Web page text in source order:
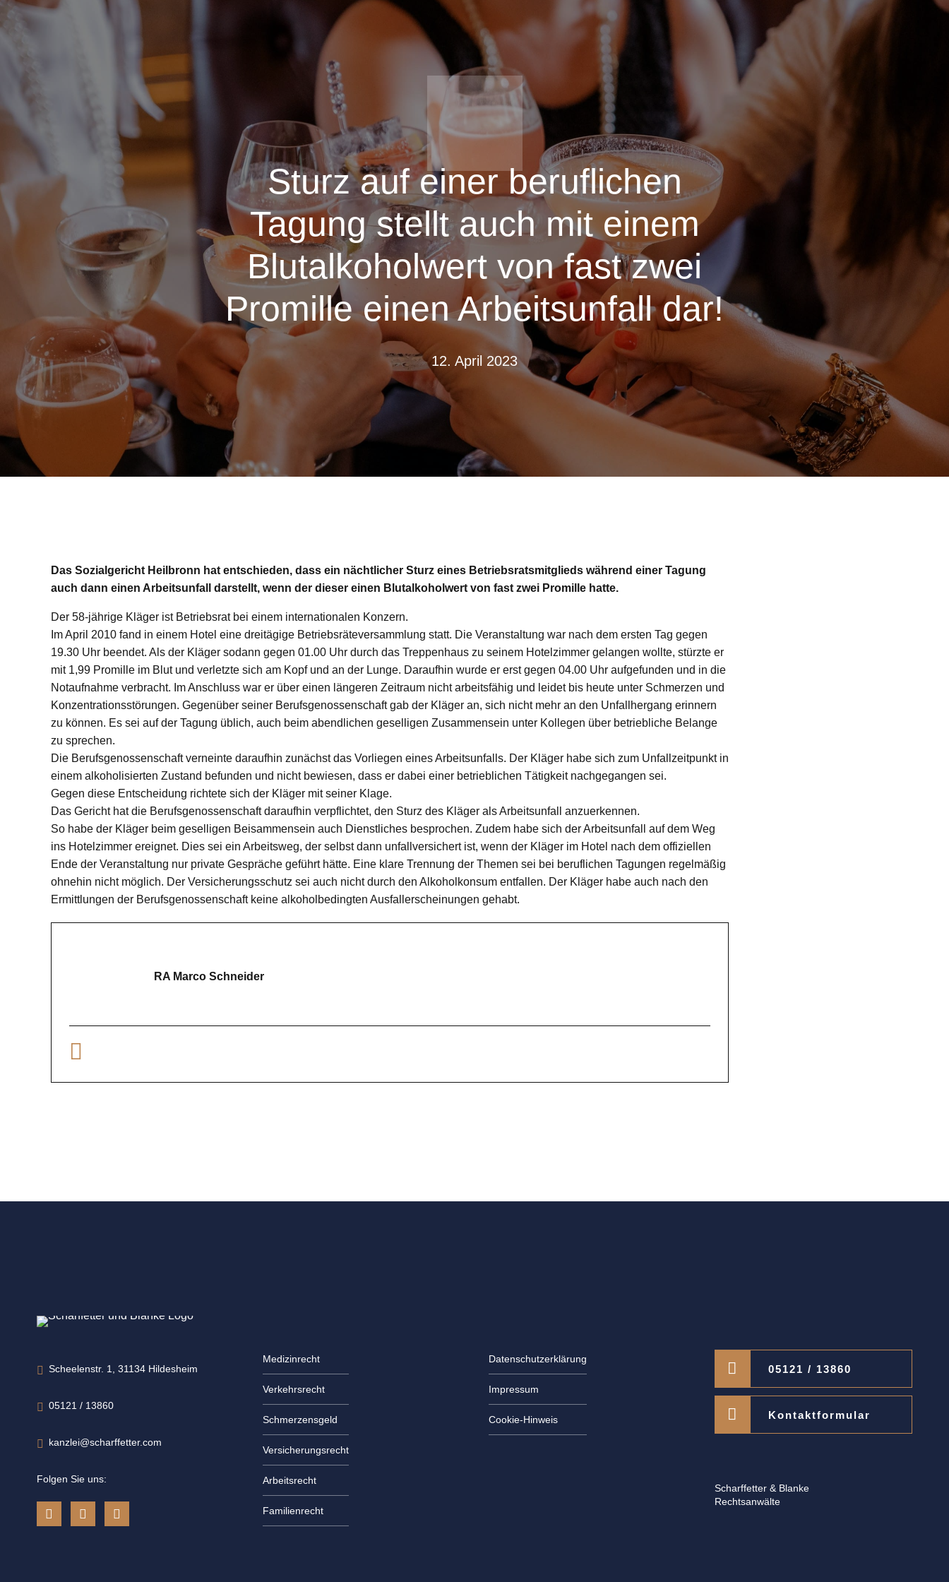
Sturz auf einer beruflichen
Tagung stellt auch mit einem
Blutalkoholwert von fast zwei
Promille einen Arbeitsunfall dar!
12. April 2023
Das Sozialgericht Heilbronn hat entschieden, dass ein nächtlicher Sturz eines Betriebsratsmitglieds während einer Tagung
auch dann einen Arbeitsunfall darstellt, wenn der dieser einen Blutalkoholwert von fast zwei Promille hatte.
Der 58-jährige Kläger ist Betriebsrat bei einem internationalen Konzern.
Im April 2010 fand in einem Hotel eine dreitägige Betriebsräteversammlung statt. Die Veranstaltung war nach dem ersten Tag gegen
19.30 Uhr beendet. Als der Kläger sodann gegen 01.00 Uhr durch das Treppenhaus zu seinem Hotelzimmer gelangen wollte, stürzte er
mit 1,99 Promille im Blut und verletzte sich am Kopf und an der Lunge. Daraufhin wurde er erst gegen 04.00 Uhr aufgefunden und in die
Notaufnahme verbracht. Im Anschluss war er über einen längeren Zeitraum nicht arbeitsfähig und leidet bis heute unter Schmerzen und
Konzentrationsstörungen. Gegenüber seiner Berufsgenossenschaft gab der Kläger an, sich nicht mehr an den Unfallhergang erinnern
zu können. Es sei auf der Tagung üblich, auch beim abendlichen geselligen Zusammensein unter Kollegen über betriebliche Belange
zu sprechen.
Die Berufsgenossenschaft verneinte daraufhin zunächst das Vorliegen eines Arbeitsunfalls. Der Kläger habe sich zum Unfallzeitpunkt in
einem alkoholisierten Zustand befunden und nicht bewiesen, dass er dabei einer betrieblichen Tätigkeit nachgegangen sei.
Gegen diese Entscheidung richtete sich der Kläger mit seiner Klage.
Das Gericht hat die Berufsgenossenschaft daraufhin verpflichtet, den Sturz des Kläger als Arbeitsunfall anzuerkennen.
So habe der Kläger beim geselligen Beisammensein auch Dienstliches besprochen. Zudem habe sich der Arbeitsunfall auf dem Weg
ins Hotelzimmer ereignet. Dies sei ein Arbeitsweg, der selbst dann unfallversichert ist, wenn der Kläger im Hotel nach dem offiziellen
Ende der Veranstaltung nur private Gespräche geführt hätte. Eine klare Trennung der Themen sei bei beruflichen Tagungen regelmäßig
ohnehin nicht möglich. Der Versicherungsschutz sei auch nicht durch den Alkoholkonsum entfallen. Der Kläger habe auch nach den
Ermittlungen der Berufsgenossenschaft keine alkoholbedingten Ausfallerscheinungen gehabt.
RA Marco Schneider
Scheelenstr. 1, 31134 Hildesheim
05121 / 13860
kanzlei@scharffetter.com
Folgen Sie uns:
Medizinrecht
Verkehrsrecht
Schmerzensgeld
Versicherungsrecht
Arbeitsrecht
Familienrecht
Datenschutzerklärung
Impressum
Cookie-Hinweis
05121 / 13860
Kontaktformular
Scharffetter & Blanke
Rechtsanwälte